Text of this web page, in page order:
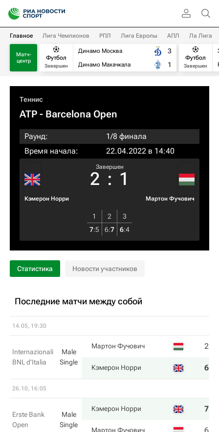
Главное Лига Чемпионов РПЛ Лига Европы АПЛ Ла Лига
Матч-
центр
Футбол
Завершен
Динамо Москва
Динамо Махачкала
3
1
Футбол
Завершен
Теннис
ATP - Barcelona Open
Раунд:
1/8 финала
Время начала:
22.04.2022 в 14:40
Кэмерон Норри
Завершен
2 : 1
Мартон Фучович
1 2
3
7:5 6:7 6:4
Статистика Новости участников
Последние матчи между собой
14.05, 19:30
Internazionali
BNL d'Italia
Male
Single
Мартон Фучович 2
Кэмерон Норри 6
26.10, 16:05
Erste Bank
Open
Male
Single
Кэмерон Норри 7
Мартон Фучович